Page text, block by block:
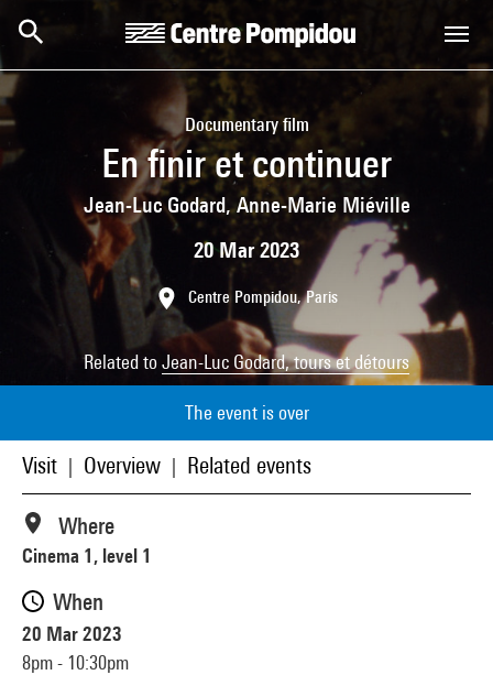
Skip to main content
Centre Pompidou
Documentary film
En finir et continuer
Jean-Luc Godard, Anne-Marie Miéville
20 Mar 2023
Centre Pompidou, Paris
Related toJean-Luc Godard, tours et détours
The event is over
Visit Overview Related events
Where
Cinema 1, level 1
When
20 Mar 2023
8pm - 10:30pm